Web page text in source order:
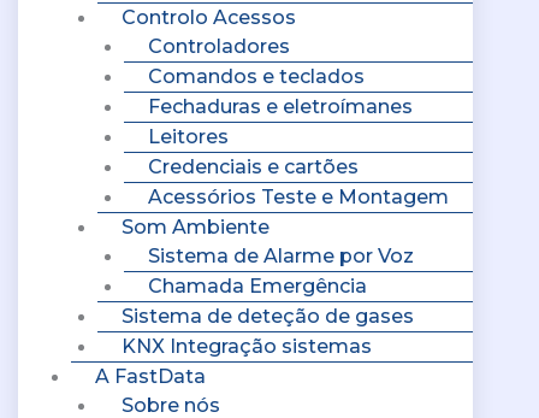
Controlo Acessos
Controladores
Comandos e teclados
Fechaduras e eletroímanes
Leitores
Credenciais e cartões
Acessórios Teste e Montagem
Som Ambiente
Sistema de Alarme por Voz
Chamada Emergência
Sistema de deteção de gases
KNX Integração sistemas
A FastData
Sobre nós